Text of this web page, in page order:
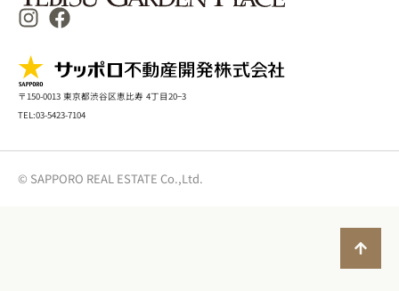
〒150-0013 東京都渋谷区恵比寿 4丁目20−3
TEL:03-5423-7104
©︎ SAPPORO REAL ESTATE Co.,Ltd.